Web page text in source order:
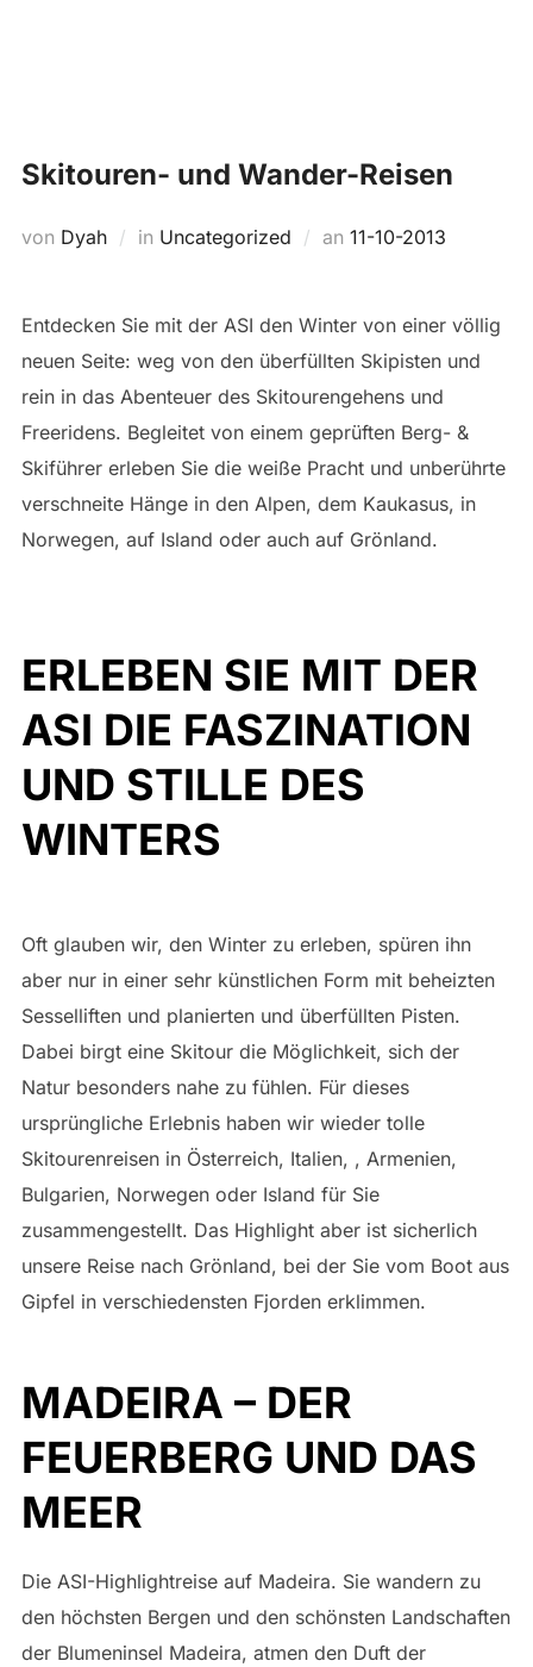
Skitouren- und Wander-Reisen
von Dyah in Uncategorized an Veröffentlicht
11-10-2013
Entdecken Sie mit der ASI den Winter von einer völlig
neuen Seite: weg von den überfüllten Skipisten und
rein in das Abenteuer des Skitourengehens und
Freeridens. Begleitet von einem geprüften Berg- &
Skiführer erleben Sie die weiße Pracht und unberührte
verschneite Hänge in den Alpen, dem Kaukasus, in
Norwegen, auf Island oder auch auf Grönland.
ERLEBEN SIE MIT DER
ASI DIE FASZINATION
UND STILLE DES
WINTERS
Oft glauben wir, den Winter zu erleben, spüren ihn
aber nur in einer sehr künstlichen Form mit beheizten
Sesselliften und planierten und überfüllten Pisten.
Dabei birgt eine Skitour die Möglichkeit, sich der
Natur besonders nahe zu fühlen. Für dieses
ursprüngliche Erlebnis haben wir wieder tolle
Skitourenreisen in Österreich, Italien, , Armenien,
Bulgarien, Norwegen oder Island für Sie
zusammengestellt. Das Highlight aber ist sicherlich
unsere Reise nach Grönland, bei der Sie vom Boot aus
Gipfel in verschiedensten Fjorden erklimmen.
MADEIRA – DER
FEUERBERG UND DAS
MEER
Die ASI-Highlightreise auf Madeira. Sie wandern zu
den höchsten Bergen und den schönsten Landschaften
der Blumeninsel Madeira, atmen den Duft der